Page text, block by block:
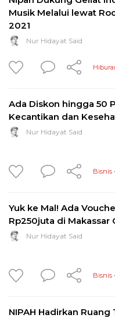
Musik Melalui lewat
2021
Nur Hidayat Said
Ada Diskon hingga 50
Kecantikan dan
Nur Hidayat Said
Bisnis
Yuk ke Mal! Ada
Rp250juta di Makassar
Nur Hidayat Said
Bisnis
NIPAH Hadirkan Ruang